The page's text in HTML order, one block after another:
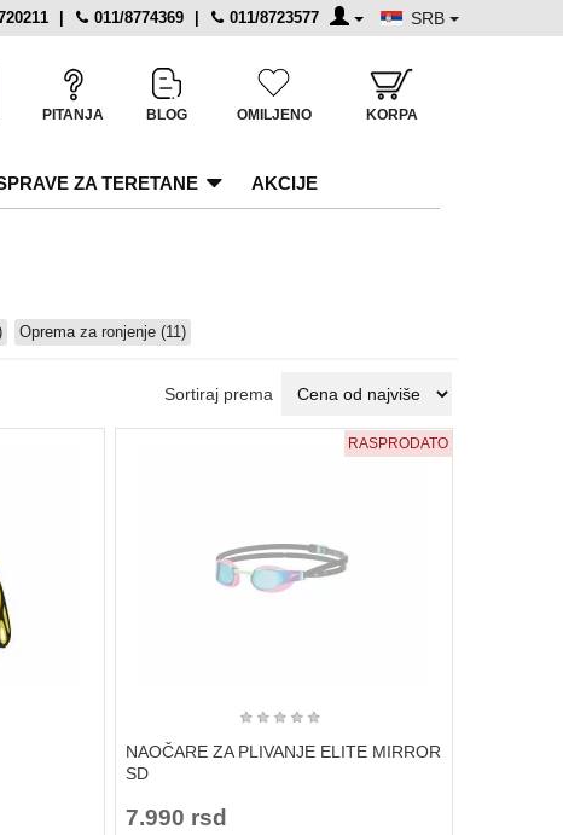
| 011/8774369 | 011/8723577 SRB
PITANJA BLOG OMILJENO KORPA
ZA TERETANE AKCIJE
Oprema za ronjenje (11)
Sortiraj prema
RASPRODATO
★ ★ ★ ★ ★
NAOČARE ZA PLIVANJE ELITE MIRROR
SD
7.990 rsd